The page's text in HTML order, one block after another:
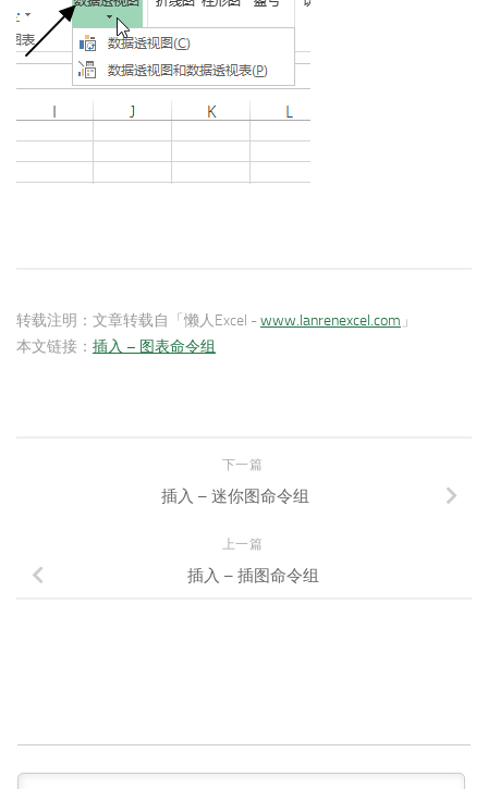
转载注明： 文章转载自「懒人Excel -www.lanrenexcel.com 」
本文链接： 插入 – 图表命令组
下一篇
插入 – 迷你图命令组
上一篇
插入 – 插图命令组